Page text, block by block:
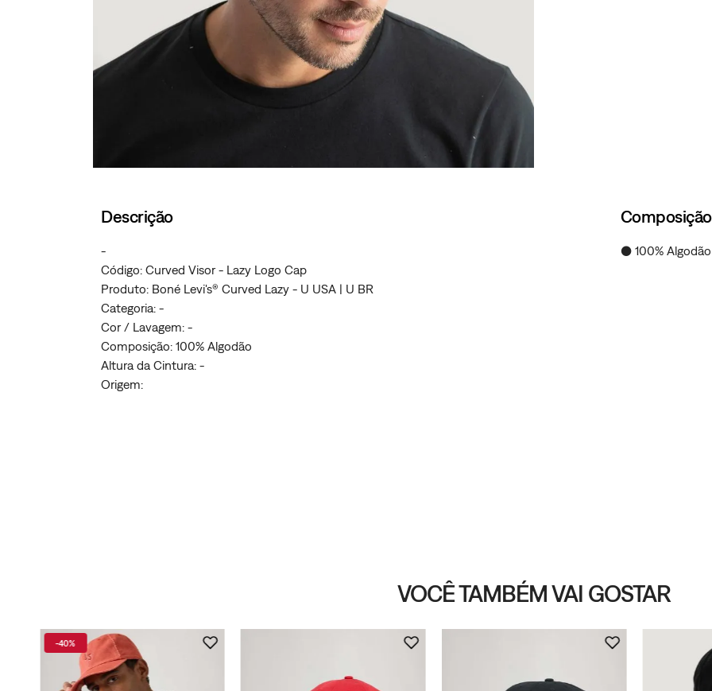
Descrição
-
Código: Curved Visor - Lazy Logo Cap
Produto: Boné Levi's® Curved Lazy - U USA | U BR
Categoria: -
Cor / Lavagem: -
Composição: 100% Algodão
Altura da Cintura: -
Origem:
Composição
● 100% Algodão
VOCÊ TAMBÉM VAI GOSTAR
-40%